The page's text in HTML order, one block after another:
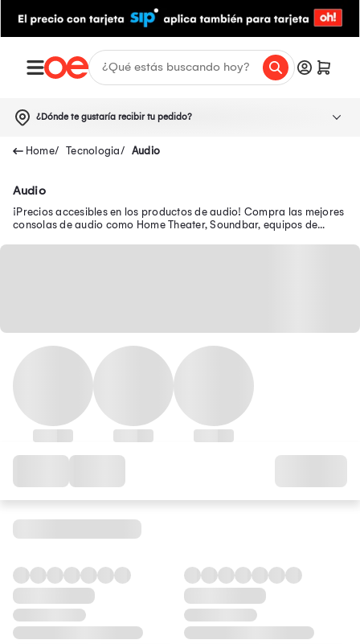
¿Dónde te gustaría recibir tu pedido?
Tecnologia Audio
Audio
¡Precios accesibles en los productos de audio! Compra las mejores
consolas de audio como Home Theater, Soundbar, equipos de